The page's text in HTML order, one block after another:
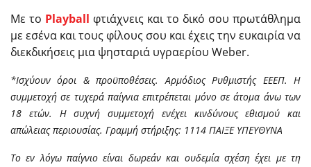
Με το Playball φτιάχνεις και το δικό σου πρωτάθλημα
με εσένα και τους φίλους σου και έχεις την ευκαιρία να
διεκδικήσεις μια ψησταριά υγραερίου Weber.
*Ισχύουν όροι & προϋποθέσεις. Αρμόδιος Ρυθμιστής ΕΕΕΠ. Η
συμμετοχή σε τυχερά παίγνια επιτρέπεται μόνο σε άτομα άνω των
18 ετών. Η συχνή συμμετοχή ενέχει κινδύνους εθισμού και
απώλειας περιουσίας. Γραμμή στήριξης: 1114 ΠΑΙΞΕ ΥΠΕΥΘΥΝΑ
Το εν λόγω παίγνιο είναι δωρεάν και ουδεμία σχέση έχει με τη